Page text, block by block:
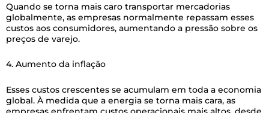
Quando se torna mais caro transportar mercadorias
globalmente, as empresas normalmente repassam esses
custos aos consumidores, aumentando a pressão sobre os
preços de varejo.
4. Aumento da inflação
Esses custos crescentes se acumulam em toda a economia
global. À medida que a energia se torna mais cara, as